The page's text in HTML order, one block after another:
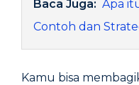
Baca Juga: Apa
Contoh dan
Kamu bisa